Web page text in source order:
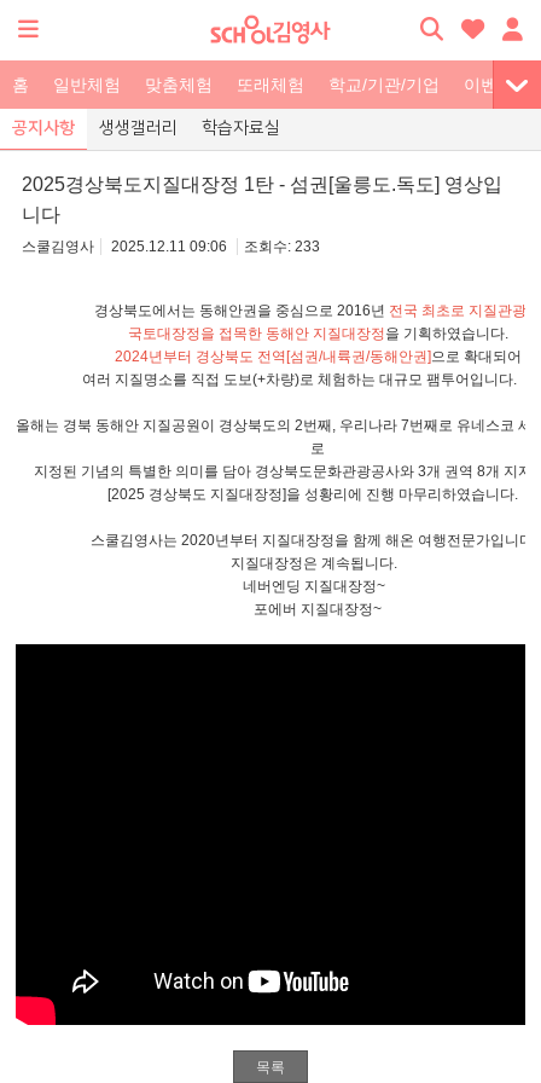
홈 일반체험 맞춤체험 또래체험 학교/기관/기업 이벤트
공지사항 생생갤러리 학습자료실
2025경상북도지질대장정 1탄 - 섬권[울릉도.독도] 영상입
니다
스쿨김영사 2025.12.11 09:06 233
경상북도에서는 동해안권을 중심으로 2016년 전국 최초로 지질관광과
국토대장정을 접목한 동해안 지질대장정을 기획하였습니다.
2024년부터 경상북도 전역[섬권/내륙권/동해안권]으로 확대되어
여러 지질명소를 직접 도보(+차량)로 체험하는 대규모 팸투어입니
올해는 경북 동해안 지질공원이 경상북도의 2번째, 우리나라 7번째로 유네스코 세
로
지정된 기념의 특별한 의미를 담아 경상북도문화관광공사와 3개 권역 8개 지
[2025 경상북도 지질대장정]을 성황리에 진행 마무리하였습니다.
스쿨김영사는 2020년부터 지질대장정을 함께 해온 여행전문가입니
지질대장정은 계속됩니다.
네버엔딩 지질대장정~
포에버 지질대장정~
목록